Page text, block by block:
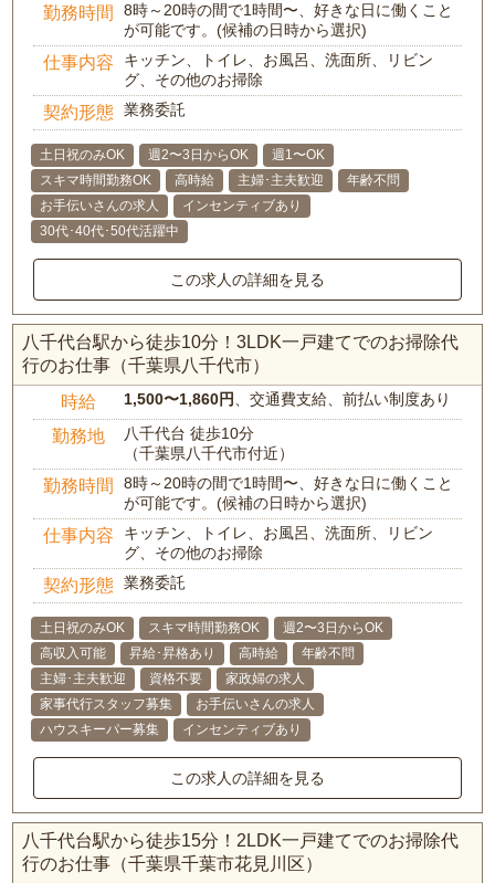
勤務時間
8時～20時の間で1時間〜、好きな日に働くこと
が可能です。(候補の日時から選択)
仕事内容
キッチン、トイレ、お風呂、洗面所、リビン
グ、その他のお掃除
契約形態 業務委託
土日祝のみOK 週2〜3日からOK
週1〜OK
スキマ時間勤務OK
高時給 主婦･主夫歓迎
年齢不問
お手伝いさんの求人
インセンティブあり
30代･40代･50代活躍中
この求人の詳細を見る
八千代台駅から徒歩10分！3LDK一戸建てでのお掃除代
行のお仕事（千葉県八千代市）
時給 1,500〜1,860円、交通費支給、前払い制度あり
勤務地
八千代台 徒歩10分
（千葉県八千代市付近）
勤務時間
8時～20時の間で1時間〜、好きな日に働くこと
が可能です。(候補の日時から選択)
仕事内容
キッチン、トイレ、お風呂、洗面所、リビン
グ、その他のお掃除
契約形態 業務委託
土日祝のみOK スキマ時間勤務OK
週2〜3日からOK
高収入可能
昇給･昇格あり 高時給
年齢不問
主婦･主夫歓迎
資格不要
家政婦の求人
家事代行スタッフ募集
お手伝いさんの求人
ハウスキーパー募集
インセンティブあり
この求人の詳細を見る
八千代台駅から徒歩15分！2LDK一戸建てでのお掃除代
行のお仕事（千葉県千葉市花見川区）